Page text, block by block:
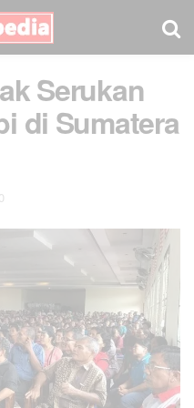
Serukan
di Sumatera